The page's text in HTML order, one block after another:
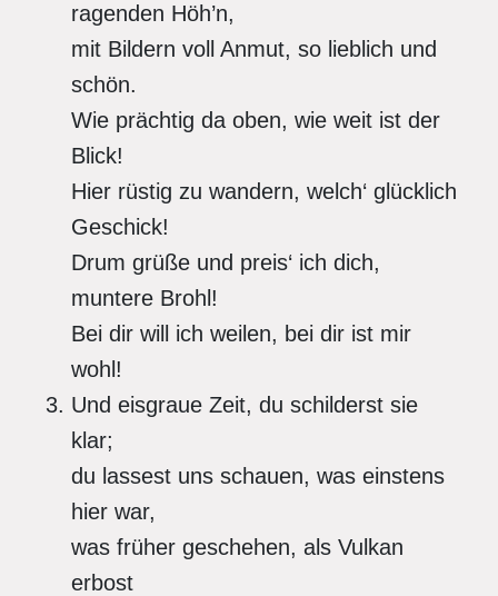
ragenden Höh’n,
mit Bildern voll Anmut, so lieblich und
schön.
Wie prächtig da oben, wie weit ist der
Blick!
Hier rüstig zu wandern, welch‘ glücklich
Geschick!
Drum grüße und preis‘ ich dich,
muntere Brohl!
Bei dir will ich weilen, bei dir ist mir
wohl!
Und eisgraue Zeit, du schilderst sie
klar;
du lassest uns schauen, was einstens
hier war,
was früher geschehen, als Vulkan
erbost